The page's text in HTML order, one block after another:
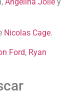
Nicolas Cage.
Ford, Ryan